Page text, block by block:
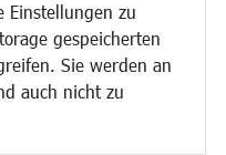
Einstellungen zu
gespeicherten
Sie werden an
auch nicht zu